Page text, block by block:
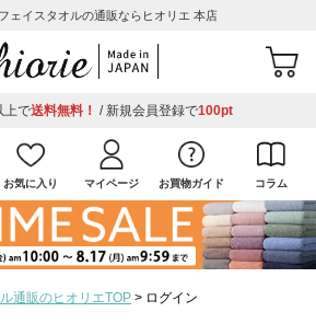
ェイスタオルの通販ならヒオリエ 本店
上で送料無料！ / 新規会員登録で100pt
お気に入り マイページ お買物ガイド コラム
通販のヒオリエTOP ログイン